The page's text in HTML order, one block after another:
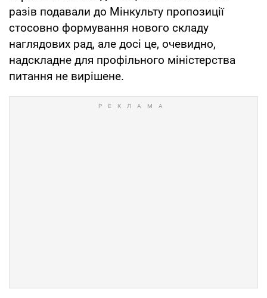
разів подавали до Мінкульту пропозиції
стосовно формування нового складу
наглядових рад, але досі це, очевидно,
надскладне для профільного міністерства
питання не вирішене.